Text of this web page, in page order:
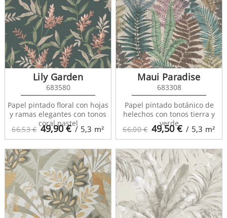
66,53 € 49,90€ / 5,3 m²
Lily Garden
683580
Papel pintado floral con hojas
y ramas elegantes con tonos
coral pastel
66,00 € 49,50€ / 5,3 m²
Maui Paradise
683308
Papel pintado botánico de
helechos con tonos tierra y
verde